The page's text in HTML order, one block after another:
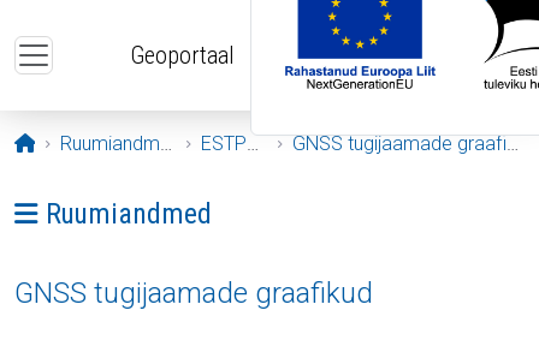
Geoportaal
Avaleht
Ruumiandmed ESTPOS GNSS tugijaamade graafikud
Ava menüü: Ruumiandmed
Ruumiandmed
GNSS tugijaamade graafikud